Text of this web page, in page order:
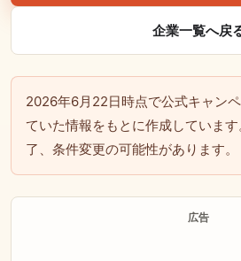
企業一覧へ戻
2026年6月22日時点で公式キャン
ていた情報をもとに作成していま
了、条件変更の可能性があります。
広告